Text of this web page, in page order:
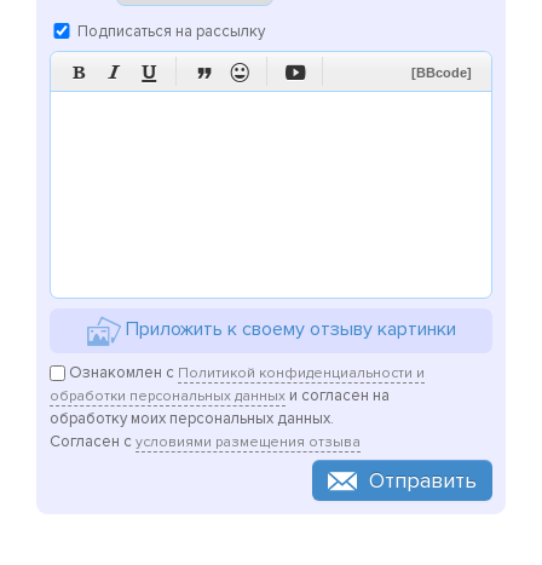
Подписаться на рассылку
      [BBcode]
Приложить к своему отзыву картинки
Ознакомлен с Политикой конфиденциальности и
обработки персональных данных и согласен на
обработку моих персональных данных.
Согласен с условиями размещения отзыва
Отправить